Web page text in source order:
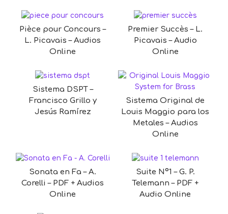
Pièce pour Concours –
L. Picavais – Audios
Online
Premier Succès – L.
Picavais – Audio
Online
Sistema DSPT –
Francisco Grillo y
Jesús Ramírez
Sistema Original de
Louis Maggio para los
Metales – Audios
Online
Sonata en Fa – A.
Corelli – PDF + Audios
Online
Suite Nº1 – G. P.
Telemann – PDF +
Audio Online